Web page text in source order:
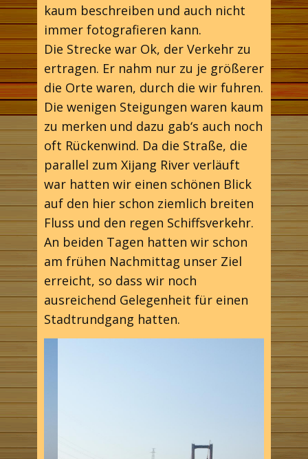
kaum beschreiben und auch nicht
immer fotografieren kann.
Die Strecke war Ok, der Verkehr zu
ertragen. Er nahm nur zu je größerer
die Orte waren, durch die wir fuhren.
Die wenigen Steigungen waren kaum
zu merken und dazu gab‘s auch noch
oft Rückenwind. Da die Straße, die
parallel zum Xijang River verläuft
war hatten wir einen schönen Blick
auf den hier schon ziemlich breiten
Fluss und den regen Schiffsverkehr.
An beiden Tagen hatten wir schon
am frühen Nachmittag unser Ziel
erreicht, so dass wir noch
ausreichend Gelegenheit für einen
Stadtrundgang hatten.